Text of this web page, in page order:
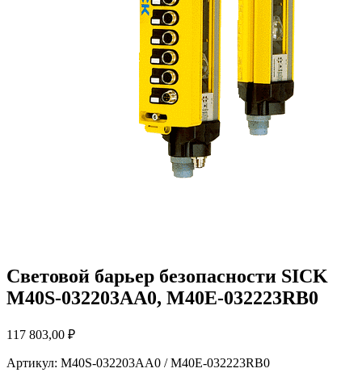
Cветовой барьер безопасности SICK
M40S-032203AA0, M40E-032223RB0
117 803,00 ₽
Артикул: M40S-032203AA0 / M40E-032223RB0